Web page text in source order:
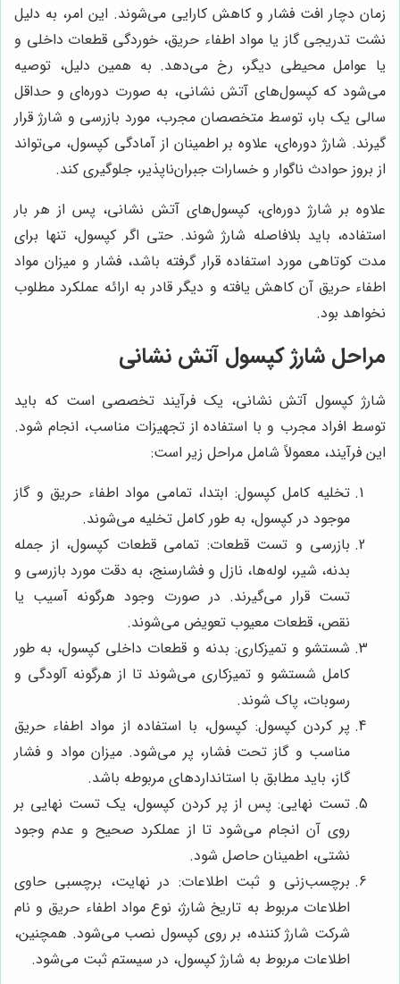
زمان دچار افت فشار و کاهش کارایی می‌شوند. این امر، به دلیل
نشت تدریجی گاز یا مواد اطفاء حریق، خوردگی قطعات داخلی و
یا عوامل محیطی دیگر، رخ می‌دهد. به همین دلیل، توصیه
می‌شود که کپسول‌های آتش نشانی، به صورت دوره‌ای و حداقل
سالی یک بار، توسط متخصصان مجرب، مورد بازرسی و شارژ قرار
گیرند. شارژ دوره‌ای، علاوه بر اطمینان از آمادگی کپسول، می‌تواند
از بروز حوادث ناگوار و خسارات جبران‌ناپذیر، جلوگیری کند.
علاوه بر شارژ دوره‌ای، کپسول‌های آتش نشانی، پس از هر بار
استفاده، باید بلافاصله شارژ شوند. حتی اگر کپسول، تنها برای
مدت کوتاهی مورد استفاده قرار گرفته باشد، فشار و میزان مواد
اطفاء حریق آن کاهش یافته و دیگر قادر به ارائه عملکرد مطلوب
نخواهد بود.
مراحل شارژ کپسول آتش نشانی
شارژ کپسول آتش نشانی، یک فرآیند تخصصی است که باید
توسط افراد مجرب و با استفاده از تجهیزات مناسب، انجام شود.
این فرآیند، معمولاً شامل مراحل زیر است:
تخلیه کامل کپسول: ابتدا، تمامی مواد اطفاء حریق و گاز
موجود در کپسول، به طور کامل تخلیه می‌شوند.
بازرسی و تست قطعات: تمامی قطعات کپسول، از جمله
بدنه، شیر، لوله‌ها، نازل و فشارسنج، به دقت مورد بازرسی و
تست قرار می‌گیرند. در صورت وجود هرگونه آسیب یا
نقص، قطعات معیوب تعویض می‌شوند.
شستشو و تمیزکاری: بدنه و قطعات داخلی کپسول، به طور
کامل شستشو و تمیزکاری می‌شوند تا از هرگونه آلودگی و
رسوبات، پاک شوند.
پر کردن کپسول: کپسول، با استفاده از مواد اطفاء حریق
مناسب و گاز تحت فشار، پر می‌شود. میزان مواد و فشار
گاز، باید مطابق با استانداردهای مربوطه باشد.
تست نهایی: پس از پر کردن کپسول، یک تست نهایی بر
روی آن انجام می‌شود تا از عملکرد صحیح و عدم وجود
نشتی، اطمینان حاصل شود.
برچسب‌زنی و ثبت اطلاعات: در نهایت، برچسبی حاوی
اطلاعات مربوط به تاریخ شارژ، نوع مواد اطفاء حریق و نام
شرکت شارژ کننده، بر روی کپسول نصب می‌شود. همچنین،
اطلاعات مربوط به شارژ کپسول، در سیستم ثبت می‌شود.